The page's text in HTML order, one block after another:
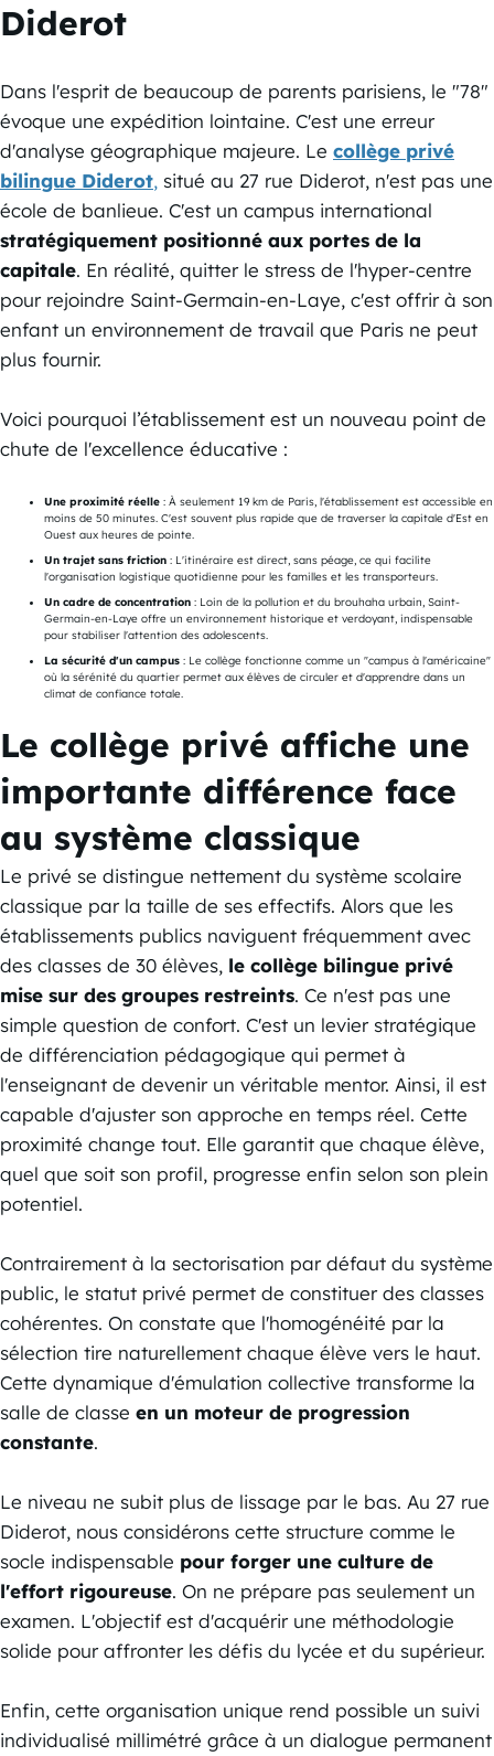
Diderot
Dans l'esprit de beaucoup de parents parisiens, le "78"
évoque une expédition lointaine. C'est une erreur
d'analyse géographique majeure. Le collège privé
bilingue Diderot, situé au 27 rue Diderot, n'est pas une
école de banlieue. C'est un campus international
stratégiquement positionné aux portes de la
capitale. En réalité, quitter le stress de l'hyper-centre
pour rejoindre Saint-Germain-en-Laye, c'est offrir à son
enfant un environnement de travail que Paris ne peut
plus fournir.
Voici pourquoi l’établissement est un nouveau point de
chute de l'excellence éducative :
Une proximité réelle : À seulement 19 km de Paris, l'établissement est accessible en
moins de 50 minutes. C'est souvent plus rapide que de traverser la capitale d'Est en
Ouest aux heures de pointe.
Un trajet sans friction : L'itinéraire est direct, sans péage, ce qui facilite
l'organisation logistique quotidienne pour les familles et les transporteurs.
Un cadre de concentration : Loin de la pollution et du brouhaha urbain, Saint-
Germain-en-Laye offre un environnement historique et verdoyant, indispensable
pour stabiliser l'attention des adolescents.
La sécurité d'un campus : Le collège fonctionne comme un "campus à l'américaine"
où la sérénité du quartier permet aux élèves de circuler et d'apprendre dans un
climat de confiance totale.
Le collège privé affiche une
importante différence face
au système classique
Le privé se distingue nettement du système scolaire
classique par la taille de ses effectifs. Alors que les
établissements publics naviguent fréquemment avec
des classes de 30 élèves, le collège bilingue privé
mise sur des groupes restreints. Ce n'est pas une
simple question de confort. C'est un levier stratégique
de différenciation pédagogique qui permet à
l'enseignant de devenir un véritable mentor. Ainsi, il est
capable d'ajuster son approche en temps réel. Cette
proximité change tout. Elle garantit que chaque élève,
quel que soit son profil, progresse enfin selon son plein
potentiel.
Contrairement à la sectorisation par défaut du système
public, le statut privé permet de constituer des classes
cohérentes. On constate que l'homogénéité par la
sélection tire naturellement chaque élève vers le haut.
Cette dynamique d'émulation collective transforme la
salle de classe en un moteur de progression
constante.
Le niveau ne subit plus de lissage par le bas. Au 27 rue
Diderot, nous considérons cette structure comme le
socle indispensable pour forger une culture de
l'effort rigoureuse. On ne prépare pas seulement un
examen. L'objectif est d'acquérir une méthodologie
solide pour affronter les défis du lycée et du supérieur.
Enfin, cette organisation unique rend possible un suivi
individualisé millimétré grâce à un dialogue permanent